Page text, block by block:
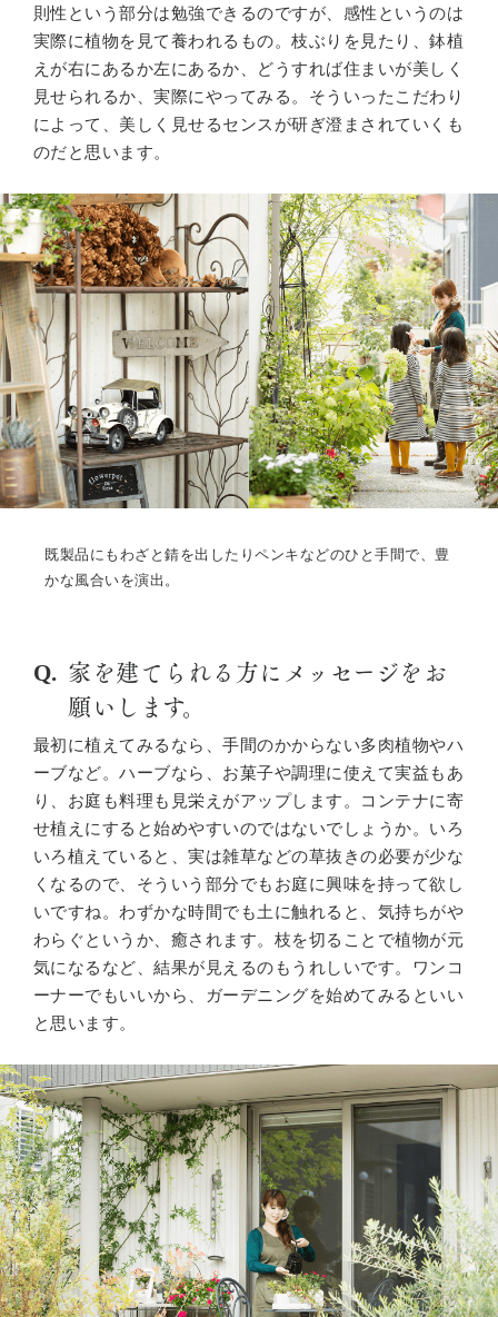
則性という部分は勉強できるのですが、感性というのは
実際に植物を見て養われるもの。枝ぶりを見たり、鉢植
えが右にあるか左にあるか、どうすれば住まいが美しく
見せられるか、実際にやってみる。そういったこだわり
によって、美しく見せるセンスが研ぎ澄まされていくも
のだと思います。
既製品にもわざと錆を出したりペンキなどのひと手間で、豊
かな風合いを演出。
家を建てられる方にメッセージをお
願いします。
最初に植えてみるなら、手間のかからない多肉植物やハ
ーブなど。ハーブなら、お菓子や調理に使えて実益もあ
り、お庭も料理も見栄えがアップします。コンテナに寄
せ植えにすると始めやすいのではないでしょうか。いろ
いろ植えていると、実は雑草などの草抜きの必要が少な
くなるので、そういう部分でもお庭に興味を持って欲し
いですね。わずかな時間でも土に触れると、気持ちがや
わらぐというか、癒されます。枝を切ることで植物が元
気になるなど、結果が見えるのもうれしいです。ワンコ
ーナーでもいいから、ガーデニングを始めてみるといい
と思います。